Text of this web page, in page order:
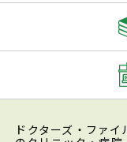
ドクターズ・ファ